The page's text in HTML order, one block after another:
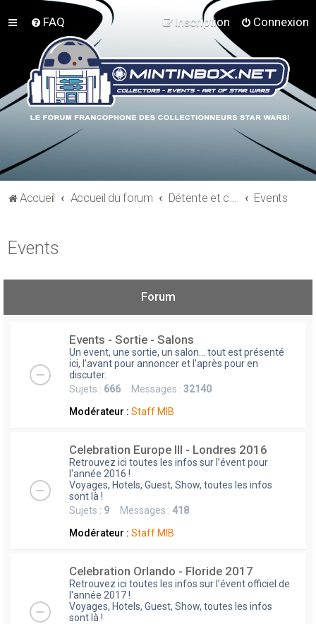
FAQ Connexion
Inscription
Accueil Accueil du forum Détente et communauté Mint In Box Events
Events
Forum
Events - Sortie - Salons
Un event, une sortie, un salon... tout est présenté
ici, l'avant pour annoncer et l'après pour en
discuter.
Sujets : 666 Messages : 32140
Modérateur : Staff MIB
Celebration Europe III - Londres 2016
Retrouvez ici toutes les infos sur l’évent pour
l'année 2016 !
Voyages, Hotels, Guest, Show, toutes les infos
sont là !
Sujets : 9 Messages : 418
Modérateur : Staff MIB
Celebration Orlando - Floride 2017
Retrouvez ici toutes les infos sur l’évent officiel de
l'année 2017 !
Voyages, Hotels, Guest, Show, toutes les infos
sont là !